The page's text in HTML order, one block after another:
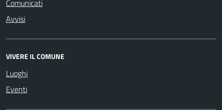
Comunicati
Avvisi
VIVERE IL COMUNE
Luoghi
Eventi